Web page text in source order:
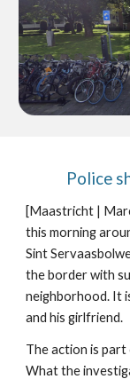
Police
[Maastricht |
this morning
Sint
the border with
neighborhood. It
and his girlfriend.
The action is
What the